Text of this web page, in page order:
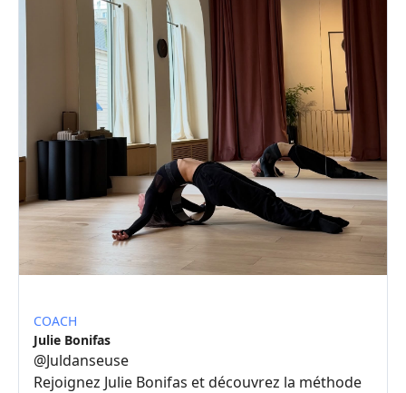
COACH
Julie Bonifas
@Juldanseuse
Rejoignez Julie Bonifas et découvrez la méthode